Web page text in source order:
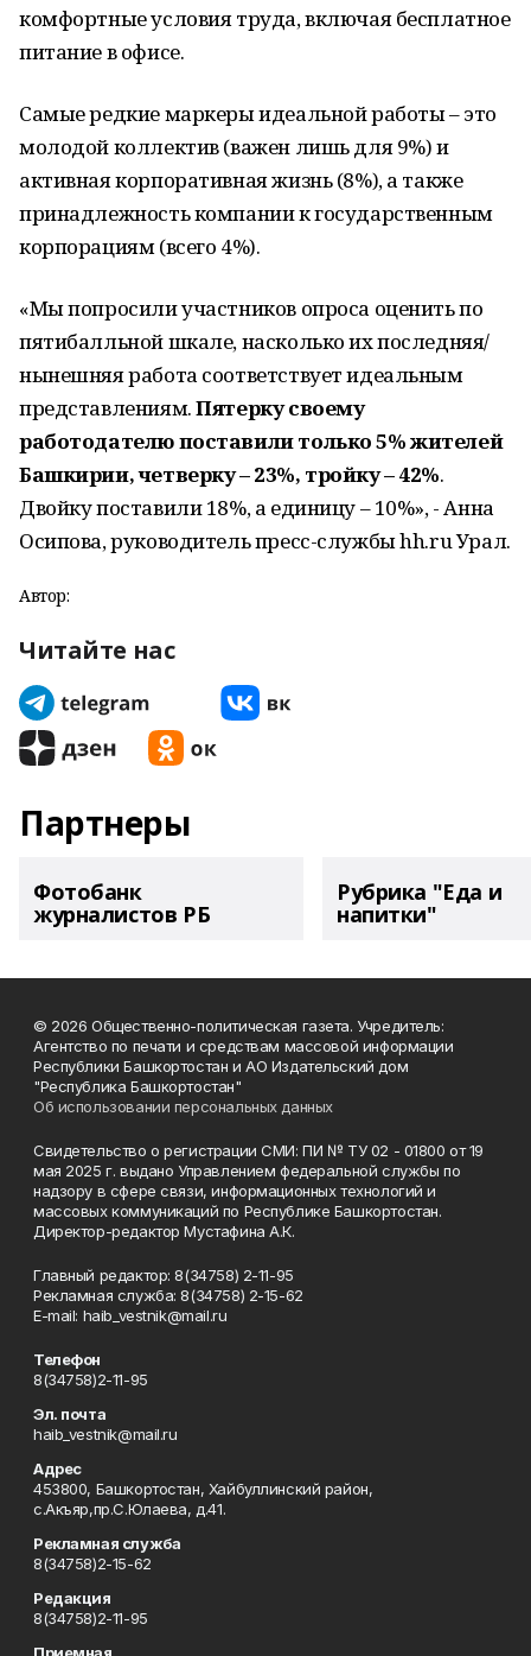
комфортные условия труда, включая бесплатное
питание в офисе.
Самые редкие маркеры идеальной работы – это
молодой коллектив (важен лишь для 9%) и
активная корпоративная жизнь (8%), а также
принадлежность компании к государственным
корпорациям (всего 4%).
«Мы попросили участников опроса оценить по
пятибалльной шкале, насколько их последняя/
нынешняя работа соответствует идеальным
представлениям.Пятерку своему
работодателю поставили только 5% жителей
Башкирии, четверку – 23%, тройку – 42%.
Двойку поставили 18%, а единицу – 10%», - Анна
Осипова, руководитель пресс-службы hh.ru Урал.
Автор:
Читайте нас
Партнеры
Фотобанк
журналистов РБ
Рубрика "Еда и
напитки"
© 2026 Общественно-политическая газета. Учредитель:
Агентство по печати и средствам массовой информации
Республики Башкортостан и АО Издательский дом
"Республика Башкортостан"
Об использовании персональных данных
Свидетельство о регистрации СМИ: ПИ № ТУ 02 - 01800 от 19
мая 2025 г. выдано Управлением федеральной службы по
надзору в сфере связи, информационных технологий и
массовых коммуникаций по Республике Башкортостан.
Директор-редактор Мустафина А.К.
Главный редактор: 8(34758) 2-11-95
Рекламная служба: 8(34758) 2-15-62
Е-mаil: haib_vestnik@mail.ru
Телефон
8(34758)2-11-95
Эл. почта
haib_vestnik@mail.ru
Адрес
453800, Башкортостан, Хайбуллинский район,
с.Акъяр,пр.С.Юлаева, д.41.
Рекламная служба
8(34758)2-15-62
Редакция
8(34758)2-11-95